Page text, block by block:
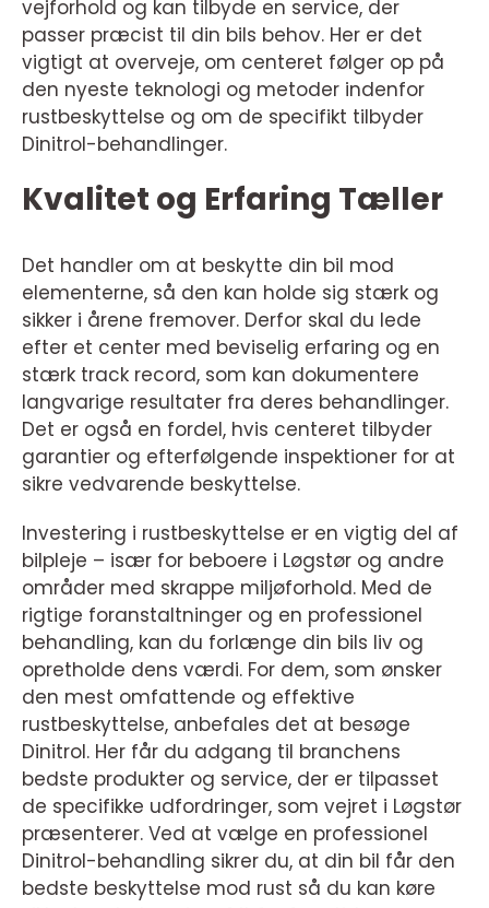
vejforhold og kan tilbyde en service, der
passer præcist til din bils behov. Her er det
vigtigt at overveje, om centeret følger op på
den nyeste teknologi og metoder indenfor
rustbeskyttelse og om de specifikt tilbyder
Dinitrol-behandlinger.
Kvalitet og Erfaring Tæller
Det handler om at beskytte din bil mod
elementerne, så den kan holde sig stærk og
sikker i årene fremover. Derfor skal du lede
efter et center med beviselig erfaring og en
stærk track record, som kan dokumentere
langvarige resultater fra deres behandlinger.
Det er også en fordel, hvis centeret tilbyder
garantier og efterfølgende inspektioner for at
sikre vedvarende beskyttelse.
Investering i rustbeskyttelse er en vigtig del af
bilpleje – især for beboere i Løgstør og andre
områder med skrappe miljøforhold. Med de
rigtige foranstaltninger og en professionel
behandling, kan du forlænge din bils liv og
opretholde dens værdi. For dem, som ønsker
den mest omfattende og effektive
rustbeskyttelse, anbefales det at besøge
Dinitrol. Her får du adgang til branchens
bedste produkter og service, der er tilpasset
de specifikke udfordringer, som vejret i Løgstør
præsenterer. Ved at vælge en professionel
Dinitrol-behandling sikrer du, at din bil får den
bedste beskyttelse mod rust så du kan køre